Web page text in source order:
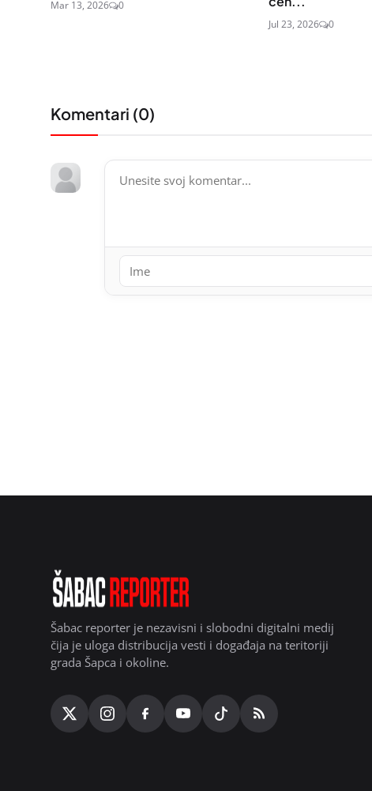
Mar 13, 2026 0
Jul 23, 2026 0
Komentari (0)
Šabac reporter je nezavisni i slobodni digitalni medij
čija je uloga distribucija vesti i događaja na teritoriji
grada Šapca i okoline.